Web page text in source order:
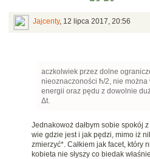
Jajcenty, 12 lipca 2017, 20:56
aczkolwiek przez dolne
nieoznaczoności ħ/2, nie można
energii oraz pędu z dowolnie
Δt.
Jednakowoż dałbym sobie spokój
wie gdzie jest i jak pędzi, mimo iż
zmierzyć*. Całkiem jak facet, który
kobieta nie słyszy co biedak